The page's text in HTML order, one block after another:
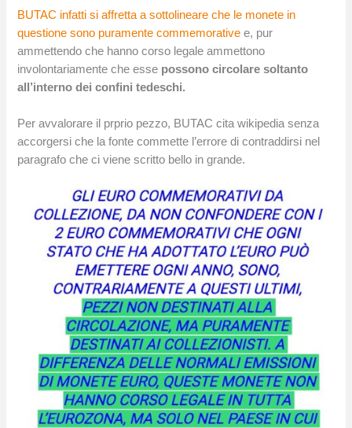
BUTAC infatti si affretta a sottolineare che le monete in
questione sono puramente commemorative e, pur
ammettendo che hanno corso legale ammettono
involontariamente che esse possono circolare soltanto
all’interno dei confini tedeschi.
Per avvalorare il prprio pezzo, BUTAC cita wikipedia senza
accorgersi che la fonte commette l’errore di contraddirsi nel
paragrafo che ci viene scritto bello in grande.